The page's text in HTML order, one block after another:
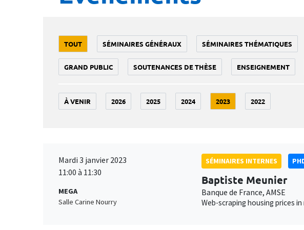
TOUT SÉMINAIRES GÉNÉRAUX SÉMINAIRES THÉMATIQUES
GRAND PUBLIC SOUTENANCES DE THÈSE ENSEIGNEMENT
À VENIR 2026 2025 2024 2023 2022
Mardi 3 janvier 2023
11:00 à 11:30
MEGA
Salle Carine Nourry
SÉMINAIRES INTERNES
Baptiste Meunier
Banque de France, AMSE
Web-scraping housing prices